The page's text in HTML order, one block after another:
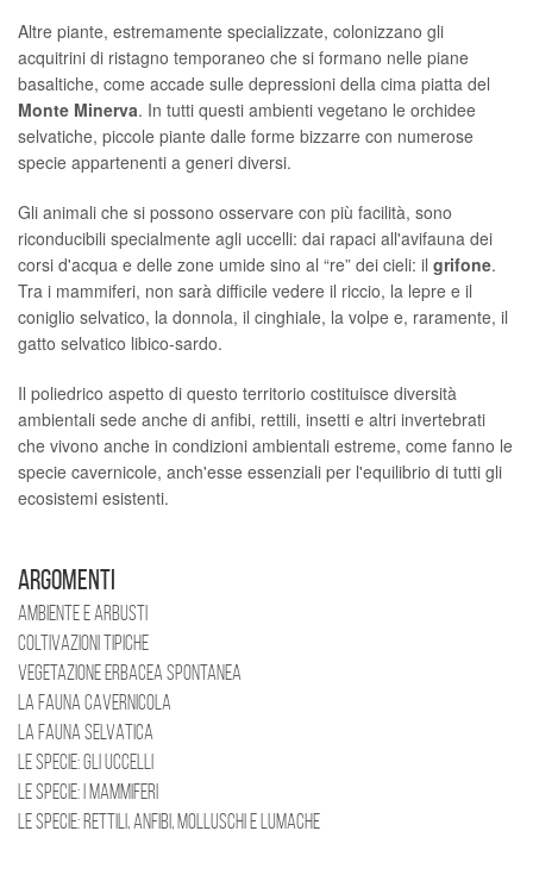
Altre piante, estremamente specializzate, colonizzano gli
acquitrini di ristagno temporaneo che si formano nelle piane
basaltiche, come accade sulle depressioni della cima piatta del
Monte Minerva. In tutti questi ambienti vegetano le orchidee
selvatiche, piccole piante dalle forme bizzarre con numerose
specie appartenenti a generi diversi.
Gli animali che si possono osservare con più facilità, sono
riconducibili specialmente agli uccelli: dai rapaci all'avifauna dei
corsi d'acqua e delle zone umide sino al “re” dei cieli: il grifone.
Tra i mammiferi, non sarà difficile vedere il riccio, la lepre e il
coniglio selvatico, la donnola, il cinghiale, la volpe e, raramente, il
gatto selvatico libico-sardo.
Il poliedrico aspetto di questo territorio costituisce diversità
ambientali sede anche di anfibi, rettili, insetti e altri invertebrati
che vivono anche in condizioni ambientali estreme, come fanno le
specie cavernicole, anch'esse essenziali per l'equilibrio di tutti gli
ecosistemi esistenti.
ARGOMENTI
AMBIENTE E ARBUSTI
COLTIVAZIONI TIPICHE
VEGETAZIONE ERBACEA SPONTANEA
LA FAUNA CAVERNICOLA
LA FAUNA SELVATICA
LE SPECIE: GLI UCCELLI
LE SPECIE: I MAMMIFERI
LE SPECIE: RETTILI, ANFIBI, MOLLUSCHI E LUMACHE